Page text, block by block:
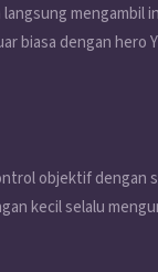
biasa dengan hero
objektif dengan
kecil selalu